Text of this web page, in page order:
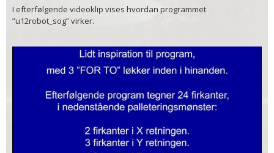
I efterfølgende videoklip vises hvordan programmet
”u12robot_sog” virker.